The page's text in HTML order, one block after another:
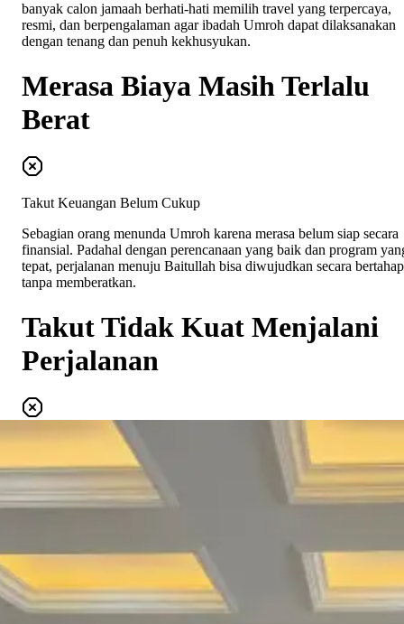
banyak calon jamaah berhati-hati memilih travel yang terpercaya,
resmi, dan berpengalaman agar ibadah Umroh dapat dilaksanakan
dengan tenang dan penuh kekhusyukan.
Merasa Biaya Masih Terlalu
Berat
Takut Keuangan Belum Cukup
Sebagian orang menunda Umroh karena merasa belum siap secara
finansial. Padahal dengan perencanaan yang baik dan program
tepat, perjalanan menuju Baitullah bisa diwujudkan secara bertahap
tanpa memberatkan.
Takut Tidak Kuat Menjalani
Perjalanan
Khawatir Kondisi Fisik
Kekhawatiran tentang kondisi fisik sering membuat seseorang
menunda niat Umroh. Namun dengan persiapan yang baik serta
pendampingan yang tepat, perjalanan ibadah ini dapat dijalani
Menunda Karena Merasa
Masih Ada Waktu